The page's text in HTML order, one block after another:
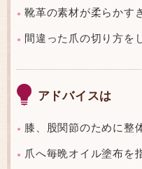
● 靴革の素材が柔らかす
● 間違った爪の切り方を
アドバイスは
● 膝、股関節のために整
● 爪へ毎晩オイル塗布を